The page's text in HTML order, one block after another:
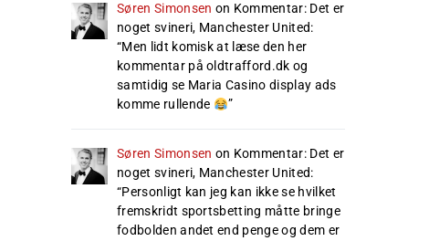
Søren Simonsen on Kommentar: Det er
noget svineri, Manchester United:
“Men lidt komisk at læse den her
kommentar på oldtrafford.dk og
samtidig se Maria Casino display ads
komme rullende
”
Søren Simonsen on Kommentar: Det er
noget svineri, Manchester United:
“Personligt kan jeg kan ikke se hvilket
fremskridt sportsbetting måtte bringe
fodbolden andet end penge og dem er